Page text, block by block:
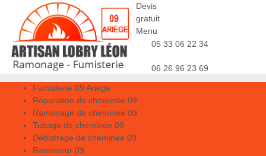
Devis
gratuit
Menu
05 33 06 22 34
06 26 96 23 69
Fumisterie 09 Ariège
Réparation de chmeinée 09
Ramonage de cheminée 09
Tubage de cheminée 09
Débistrage de cheminée 09
Ramoneur 09